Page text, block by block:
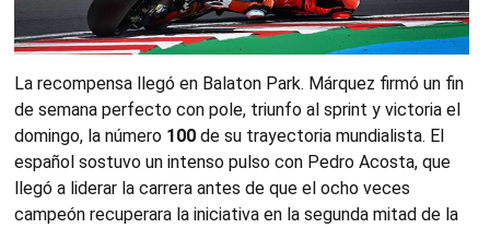
La recompensa llegó en Balaton Park. Márquez firmó un fin
de semana perfecto con pole, triunfo al sprint y victoria el
domingo, la número 100 de su trayectoria mundialista. El
español sostuvo un intenso pulso con Pedro Acosta, que
llegó a liderar la carrera antes de que el ocho veces
campeón recuperara la iniciativa en la segunda mitad de la